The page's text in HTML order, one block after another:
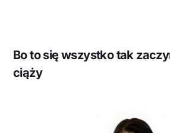
Bo to się wszystko tak
ciąży